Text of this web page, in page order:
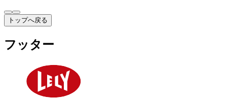
トップへ戻る
フッター